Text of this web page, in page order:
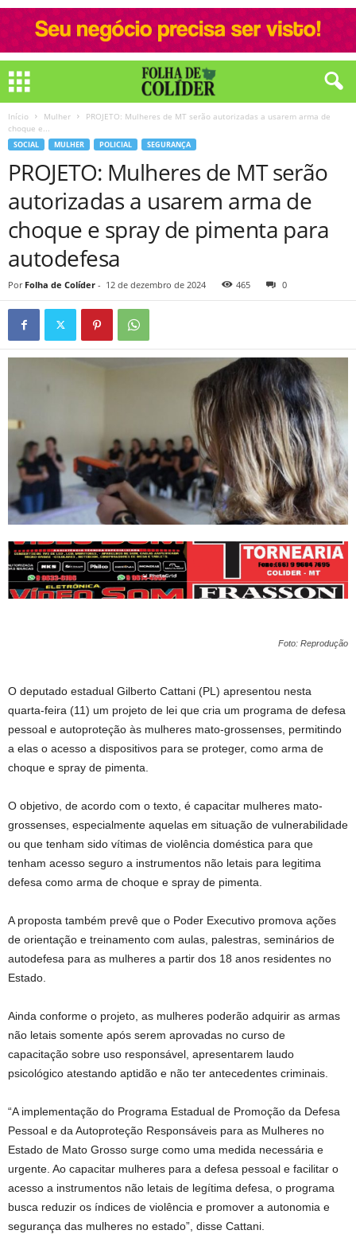
Início Mulher
PROJETO: Mulheres de MT serão autorizadas a usarem arma de
choque e...
SOCIAL MULHER POLICIAL SEGURANÇA
PROJETO: Mulheres de MT serão
autorizadas a usarem arma de
choque e spray de pimenta para
autodefesa
Por Folha de Colíder - 12 de dezembro de 2024 465 0
Foto: Reprodução
O deputado estadual Gilberto Cattani (PL) apresentou nesta
quarta-feira (11) um projeto de lei que cria um programa de defesa
pessoal e autoproteção às mulheres mato-grossenses, permitindo
a elas o acesso a dispositivos para se proteger, como arma de
choque e spray de pimenta.
O objetivo, de acordo com o texto, é capacitar mulheres mato-
grossenses, especialmente aquelas em situação de vulnerabilidade
ou que tenham sido vítimas de violência doméstica para que
tenham acesso seguro a instrumentos não letais para legitima
defesa como arma de choque e spray de pimenta.
A proposta também prevê que o Poder Executivo promova ações
de orientação e treinamento com aulas, palestras, seminários de
autodefesa para as mulheres a partir dos 18 anos residentes no
Estado.
Ainda conforme o projeto, as mulheres poderão adquirir as armas
não letais somente após serem aprovadas no curso de
capacitação sobre uso responsável, apresentarem laudo
psicológico atestando aptidão e não ter antecedentes criminais.
“A implementação do Programa Estadual de Promoção da Defesa
Pessoal e da Autoproteção Responsáveis para as Mulheres no
Estado de Mato Grosso surge como uma medida necessária e
urgente. Ao capacitar mulheres para a defesa pessoal e facilitar o
acesso a instrumentos não letais de legítima defesa, o programa
busca reduzir os índices de violência e promover a autonomia e
segurança das mulheres no estado”, disse Cattani.